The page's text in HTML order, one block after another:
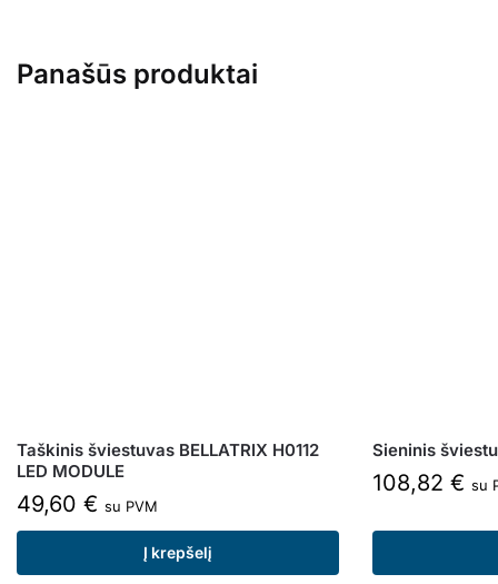
Panašūs produktai
Taškinis šviestuvas BELLATRIX H0112
LED MODULE
49,60 € su PVM
Į krepšelį
Sieninis
108,82 € su